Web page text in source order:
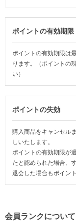
ポイントの有効期限
ポイントの有効期限は
ります。（ポイントの
い）
ポイントの失効
購入商品をキャンセル
しいたします。
ポイントの有効期限が
たと認められた場合、
退会した場合もポイン
会員ランクについて